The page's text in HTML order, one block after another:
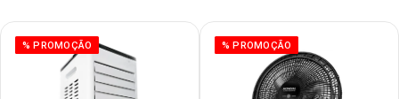
% PROMOÇÃO % PROMOÇÃO